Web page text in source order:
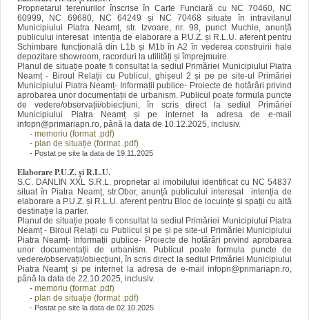
Proprietarul terenurilor înscrise în Carte Funciară cu NC 70460, NC
60999, NC 69680, NC 64249 și NC 70468situate în intravilanul
Municipiului Piatra Neamț, str. Izvoare, nr. 98, punct Muchie, anunță
publicului interesat intenția de elaborare a P.U.Z. și R.L.U. aferent pentru
Schimbare funcțională din L1b și M1b în A2 în vederea construirii hale
depozitare showroom, racorduri la utilități și împrejmuire.
Planul de situație poate fi consultat la sediul Primăriei Municipiului Piatra
Neamț - Biroul Relații cu Publicul, ghișeul 2 și pe pe site-ul Primăriei
Municipiului Piatra Neamț- Informații publice- Proiecte de hotărâri privind
aprobarea unor documentații de urbanism. Publicul poate formula puncte
de vedere/observații/obiecțiuni, în scris direct la sediul Primăriei
Municipiului Piatra Neamț și pe internet la adresa de e-mail
infopn@primariapn.ro, până la data de 10.12.2025, inclusiv.
- memoriu (format .pdf)
- plan de situație (format .pdf)
- Postat pe site la data de 19.11.2025
Elaborare P.U.Z. și R.L.U.
S.C. DANLIN XXL S.R.L. proprietar al imobilului identificat cu NC 54837
situat în Piatra Neamț, str.Obor, anunță publicului interesat intenția de
elaborare a P.U.Z. și R.L.U. aferent pentru Bloc de locuințe și spații cu altă
destinație la parter.
Planul de situație poate fi consultat la sediul Primăriei Municipiului Piatra
Neamț - Biroul Relații cu Publicul și pe și pe site-ul Primăriei Municipiului
Piatra Neamț- Informații publice- Proiecte de hotărâri privind aprobarea
unor documentații de urbanism. Publicul poate formula puncte de
vedere/observații/obiecțiuni, în scris direct la sediul Primăriei Municipiului
Piatra Neamț și pe internet la adresa de e-mail infopn@primariapn.ro,
până la data de 22.10.2025, inclusiv.
- memoriu (format .pdf)
- plan de situație (format .pdf)
- Postat pe site la data de 02.10.2025